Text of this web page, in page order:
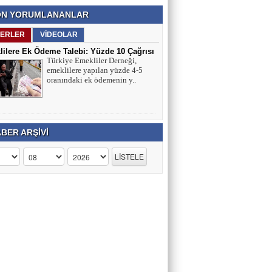
YORUMLANANLAR
VİDEOLAR
Ek Ödeme Talebi: Yüzde 10 Çağrısı
Türkiye Emekliler Derneği,
emeklilere yapılan yüzde 4-5
oranındaki ek ödemenin y..
ARŞİVİ